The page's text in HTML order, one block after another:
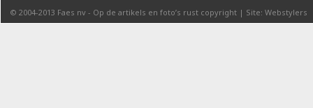
© 2004-2013 Faes nv - Op de artikels en foto’s rust copyright | Site: Webstylers